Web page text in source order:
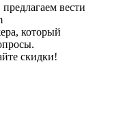
вести
который
скидки!